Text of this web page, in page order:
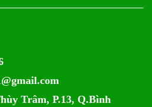
Trâm, P.13, Q.Bình